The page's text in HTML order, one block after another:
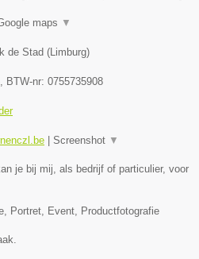
maps ▼
de Stad (Limburg)
, BTW-nr: 0755735908
Screenshot ▼
je bij mij, als bedrijf of particulier, voor
Portret, Event, Productfotografie